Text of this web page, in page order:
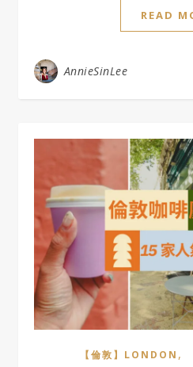
READ
AnnieSinLee
【倫敦】LONDON ,